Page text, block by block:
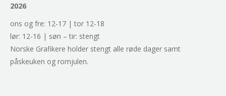
2026
ons og fre: 12-17 | tor 12-18
lør: 12-16 | søn – tir: stengt
Norske Grafikere holder stengt alle røde dager samt
påskeuken og romjulen.